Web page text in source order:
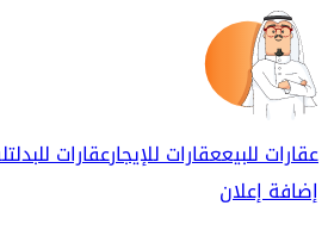
عقارات للبيععقارات للإيجارعقارات للبدل
إضافة إعلان